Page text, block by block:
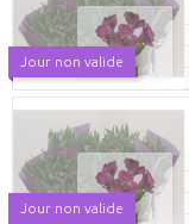
Jour non valide
Jour non valide